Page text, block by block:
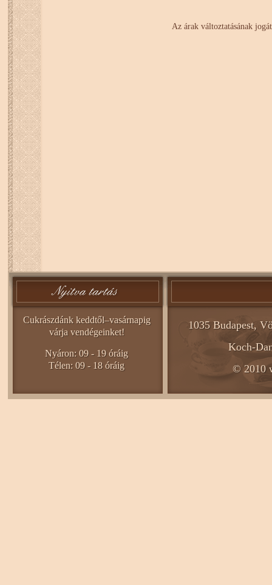
Az árak változtatásának
Cukrászdánk keddtől–vasárnapig
várja vendégeinket!
Nyáron: 09 - 19 óráig
Télen: 09 - 18 óráig
1035 Budapest,
Koch-
© 2010